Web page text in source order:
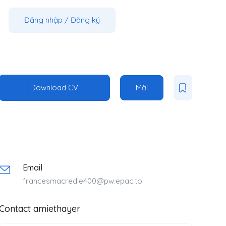
Đăng nhập / Đăng ký
Download CV Mời
Email
francesmacredie400@pw.epac.to
amiethayer